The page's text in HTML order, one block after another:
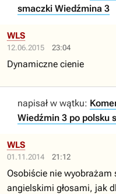
smaczki Wiedźmina 3
12.06.2015 23:04
WLS
Dynamiczne cienie
napisał w wątku:
Wiedźmin 3 po polsku
01.11.2014 21:12
WLS
Osobiście nie
angielskimi głosami, jak